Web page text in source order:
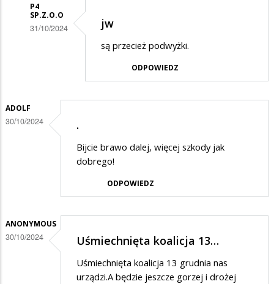
P4
SP.Z.O.O
31/10/2024
odpowiedzi
jw
są przecież podwyżki.
ODPOWIEDZ
ADOLF
30/10/2024 .
Bijcie brawo dalej, więcej szkody jak
dobrego!
ODPOWIEDZ
ANONYMOUS
30/10/2024 Uśmiechnięta koalicja 13…
Uśmiechnięta koalicja 13 grudnia nas
urządzi.A będzie jeszcze gorzej i drożej